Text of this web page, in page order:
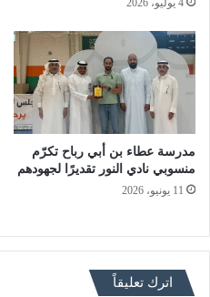
4 يوليو، 2026
مدرسة عطاء بن أبي رباح تكرّم
منسوبي نادي النور تقديرًا لجهودهم
11 يونيو، 2026
اترك تعليقاً